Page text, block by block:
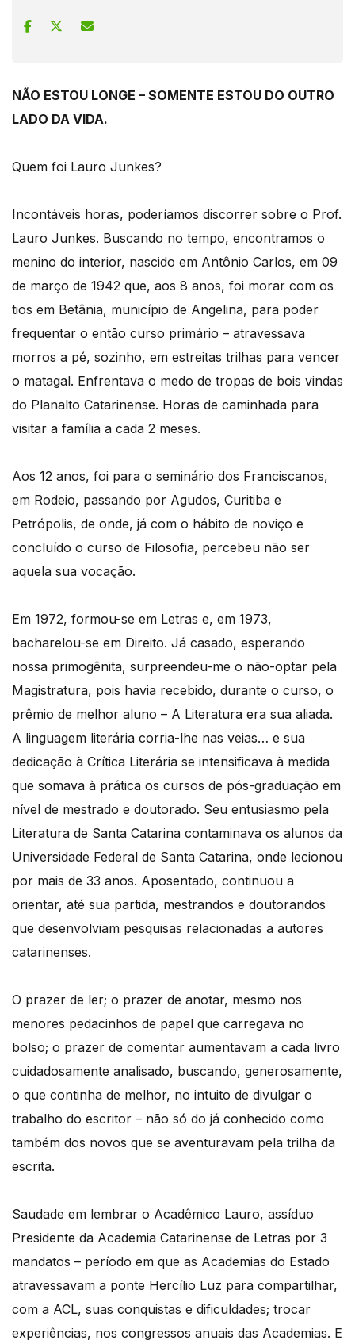
NÃO ESTOU LONGE – SOMENTE ESTOU DO OUTRO
LADO DA VIDA.
Quem foi Lauro Junkes?
Incontáveis horas, poderíamos discorrer sobre o Prof.
Lauro Junkes. Buscando no tempo, encontramos o
menino do interior, nascido em Antônio Carlos, em 09
de março de 1942 que, aos 8 anos, foi morar com os
tios em Betânia, município de Angelina, para poder
frequentar o então curso primário – atravessava
morros a pé, sozinho, em estreitas trilhas para vencer
o matagal. Enfrentava o medo de tropas de bois vindas
do Planalto Catarinense. Horas de caminhada para
visitar a família a cada 2 meses.
Aos 12 anos, foi para o seminário dos Franciscanos,
em Rodeio, passando por Agudos, Curitiba e
Petrópolis, de onde, já com o hábito de noviço e
concluído o curso de Filosofia, percebeu não ser
aquela sua vocação.
Em 1972, formou-se em Letras e, em 1973,
bacharelou-se em Direito. Já casado, esperando
nossa primogênita, surpreendeu-me o não-optar pela
Magistratura, pois havia recebido, durante o curso, o
prêmio de melhor aluno – A Literatura era sua aliada.
A linguagem literária corria-lhe nas veias… e sua
dedicação à Crítica Literária se intensificava à medida
que somava à prática os cursos de pós-graduação em
nível de mestrado e doutorado. Seu entusiasmo pela
Literatura de Santa Catarina contaminava os alunos da
Universidade Federal de Santa Catarina, onde lecionou
por mais de 33 anos. Aposentado, continuou a
orientar, até sua partida, mestrandos e doutorandos
que desenvolviam pesquisas relacionadas a autores
catarinenses.
O prazer de ler; o prazer de anotar, mesmo nos
menores pedacinhos de papel que carregava no
bolso; o prazer de comentar aumentavam a cada livro
cuidadosamente analisado, buscando, generosamente,
o que continha de melhor, no intuito de divulgar o
trabalho do escritor – não só do já conhecido como
também dos novos que se aventuravam pela trilha da
escrita.
Saudade em lembrar o Acadêmico Lauro, assíduo
Presidente da Academia Catarinense de Letras por 3
mandatos – período em que as Academias do Estado
atravessavam a ponte Hercílio Luz para compartilhar,
com a ACL, suas conquistas e dificuldades; trocar
experiências, nos congressos anuais das Academias. E